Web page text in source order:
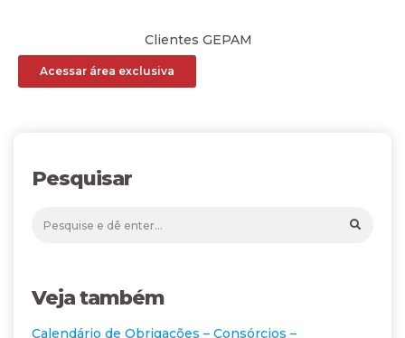
Clientes GEPAM
Acessar área exclusiva
Pesquisar
Veja também
Calendário de Obrigações – Consórcios –